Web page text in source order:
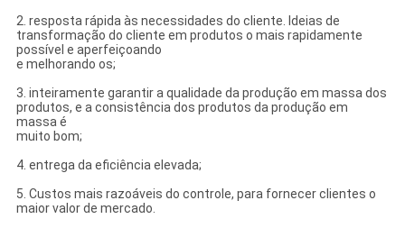
2. resposta rápida às necessidades do cliente. Ideias de
transformação do cliente em produtos o mais rapidamente
possível e aperfeiçoando
e melhorando os;
3. inteiramente garantir a qualidade da produção em massa dos
produtos, e a consistência dos produtos da produção em
massa é
muito bom;
4. entrega da eficiência elevada;
5. Custos mais razoáveis do controle, para fornecer clientes o
maior valor de mercado.